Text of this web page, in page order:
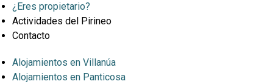
¿Eres propietario?
Actividades del Pirineo
Contacto
Alojamientos en Villanúa
Alojamientos en Panticosa